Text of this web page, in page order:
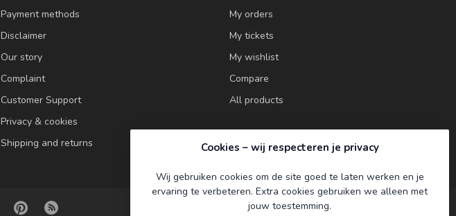
Payment methods
Disclaimer
Our story
Complaint
Customer Support
Privacy & cookies
Shipping and returns
My orders
My tickets
My wishlist
Compare
All products
Cookies – wij respecteren je privacy
Wij gebruiken cookies om de site goed te laten werken en je
ervaring te verbeteren. Extra cookies gebruiken we alleen met
jouw toestemming.